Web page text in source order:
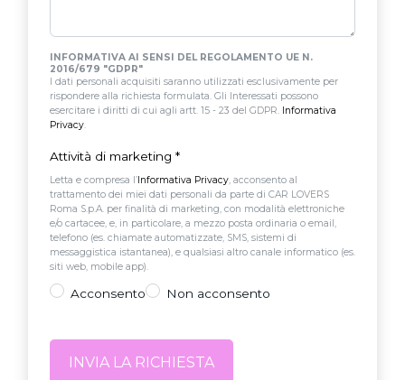
INFORMATIVA AI SENSI DEL REGOLAMENTO UE N.
2016/679 "GDPR"
I dati personali acquisiti saranno utilizzati esclusivamente per
rispondere alla richiesta formulata. Gli Interessati possono
esercitare i diritti di cui agli artt. 15 - 23 del GDPR. Informativa
Privacy.
Attività di marketing *
Letta e compresa l’ Informativa Privacy, acconsento al
trattamento dei miei dati personali da parte di CAR LOVERS
Roma S.p.A. per finalità di marketing, con modalità elettroniche
e/o cartacee, e, in particolare, a mezzo posta ordinaria o email,
telefono (es. chiamate automatizzate, SMS, sistemi di
messaggistica istantanea), e qualsiasi altro canale informatico (es.
siti web, mobile app).
Acconsento Non acconsento